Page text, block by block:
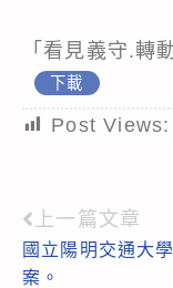
「看見義守.轉
下載
Post Views:
Read
more
上一篇文章
國立陽明交通大
案。